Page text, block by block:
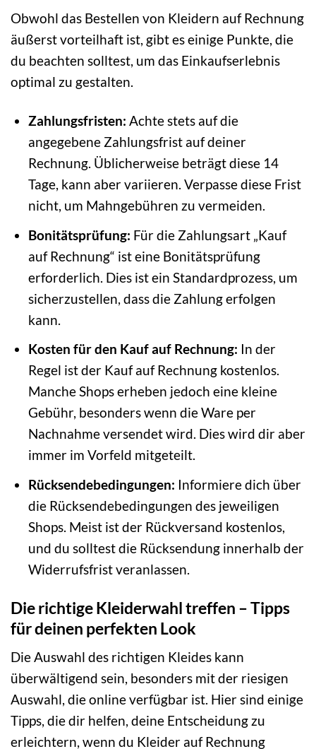
Obwohl das Bestellen von Kleidern auf Rechnung
äußerst vorteilhaft ist, gibt es einige Punkte, die
du beachten solltest, um das Einkaufserlebnis
optimal zu gestalten.
Zahlungsfristen: Achte stets auf die
angegebene Zahlungsfrist auf deiner
Rechnung. Üblicherweise beträgt diese 14
Tage, kann aber variieren. Verpasse diese Frist
nicht, um Mahngebühren zu vermeiden.
Bonitätsprüfung: Für die Zahlungsart „Kauf
auf Rechnung“ ist eine Bonitätsprüfung
erforderlich. Dies ist ein Standardprozess, um
sicherzustellen, dass die Zahlung erfolgen
kann.
Kosten für den Kauf auf Rechnung: In der
Regel ist der Kauf auf Rechnung kostenlos.
Manche Shops erheben jedoch eine kleine
Gebühr, besonders wenn die Ware per
Nachnahme versendet wird. Dies wird dir aber
immer im Vorfeld mitgeteilt.
Rücksendebedingungen: Informiere dich über
die Rücksendebedingungen des jeweiligen
Shops. Meist ist der Rückversand kostenlos,
und du solltest die Rücksendung innerhalb der
Widerrufsfrist veranlassen.
Die richtige Kleiderwahl treffen – Tipps
für deinen perfekten Look
Die Auswahl des richtigen Kleides kann
überwältigend sein, besonders mit der riesigen
Auswahl, die online verfügbar ist. Hier sind einige
Tipps, die dir helfen, deine Entscheidung zu
erleichtern, wenn du Kleider auf Rechnung